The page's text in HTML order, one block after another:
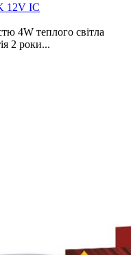
12V IC
4W теплого світла
2 роки...